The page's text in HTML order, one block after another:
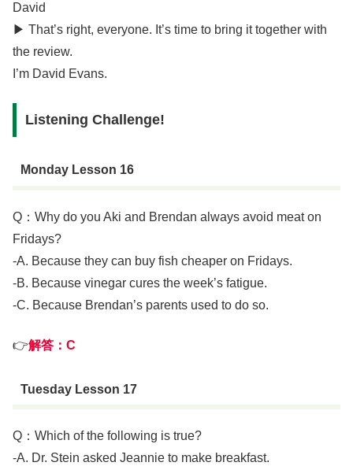
David
▶︎ That’s right, everyone. It’s time to bring it together with
the review.
I’m David Evans.
Listening Challenge!
Monday Lesson 16
Q：Why do you Aki and Brendan always avoid meat on
Fridays?
-A. Because they can buy fish cheaper on Fridays.
-B. Because vinegar cures the week’s fatigue.
-C. Because Brendan’s parents used to do so.
👉解答： C
Tuesday Lesson 17
Q：Which of the following is true?
-A. Dr. Stein asked Jeannie to make breakfast.